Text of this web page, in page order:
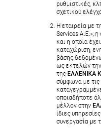
ρυθμιστικές,
σχετικού
Η εταιρεία με
Services Α.Ε.», η
και η οποία
καταχώριση,
βάσης
ως εκτελών
τηςΕΛΛΕΝΙΚΑ
σύμφωνα με τις
οποιαδήποτε
μέλλον στην
ίδιες
συνεργασία με